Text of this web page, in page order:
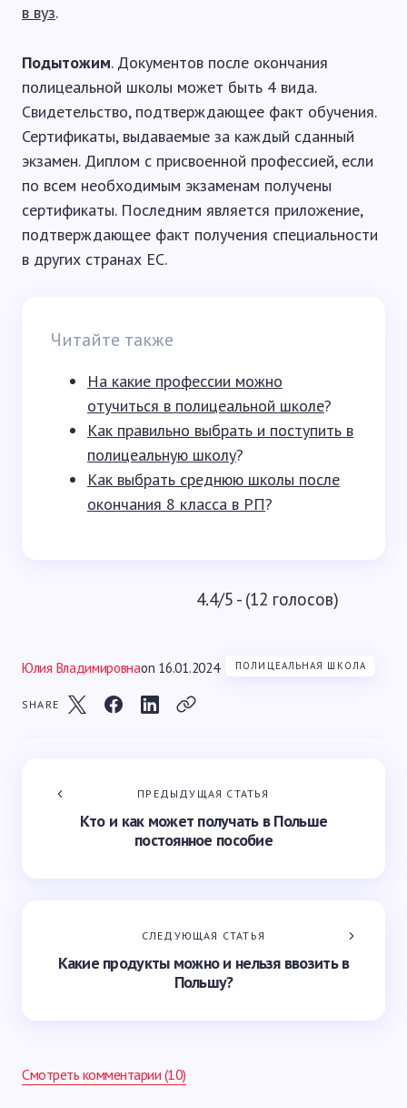
в вуз.
Подытожим. Документов после окончания
полицеальной школы может быть 4 вида.
Свидетельство, подтверждающее факт обучения.
Сертификаты, выдаваемые за каждый сданный
экзамен. Диплом с присвоенной профессией, если
по всем необходимым экзаменам получены
сертификаты. Последним является приложение,
подтверждающее факт получения специальности
в других странах ЕС.
Читайте также
На какие профессии можно
отучиться в полицеальной школе?
Как правильно выбрать и поступить в
полицеальную школу?
Как выбрать среднюю школы после
окончания 8 класса в РП?
4.4/5 - (12 голосов)
Юлия Владимировнаon 16.01.2024 ПОЛИЦЕАЛЬНАЯ ШКОЛА
SHARE
ПРЕДЫДУЩАЯ СТАТЬЯ
Кто и как может получать в Польше
постоянное пособие
СЛЕДУЮЩАЯ СТАТЬЯ
Какие продукты можно и нельзя ввозить в
Польшу?
Смотреть комментарии (10)